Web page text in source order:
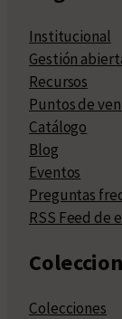
Institucional
Gestión
Recursos
Puntos de
Catálogo
Blog
Eventos
Preguntas
RSS Feed de
Colecciones